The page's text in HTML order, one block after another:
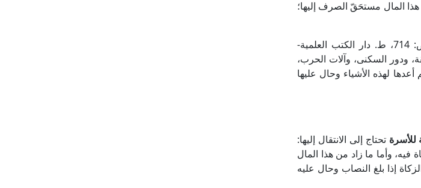
المال مستحَقّ الصرف إليها؛
وقال العلامة الطحطاوي في "حاشيته على مراقي الفلاح شرح نور الإيضاح" (ص: 714، ط. دار الكتب العلمية-
ودور السكنى، وآلات الحرب،
لهذه الأشياء وحال عليها
تحتاج إلى الانتقال إليها:
فيه، وأما ما زاد من هذا المال
إذا بلغ النصاب وحال عليه